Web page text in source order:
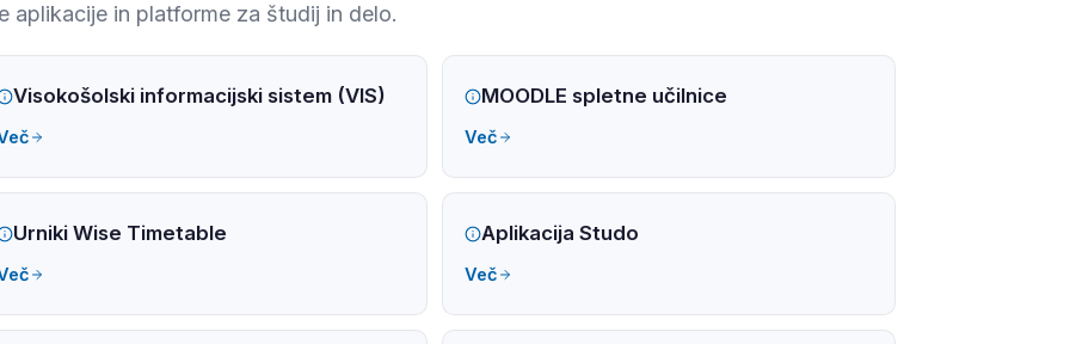
aplikacije in platforme za študij in delo.
Visokošolski informacijski sistem (VIS) MOODLE spletne učilnice
Več
Urniki Wise Timetable Aplikacija Studo
Več